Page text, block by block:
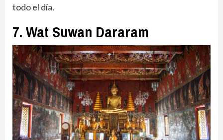
todo el día.
7. Wat Suwan Dararam